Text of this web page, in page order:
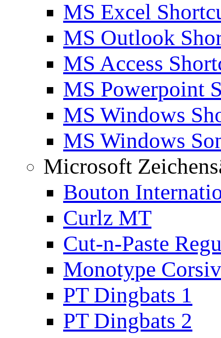
MS Excel
MS Outlook
MS Access
MS Powerpoint
MS Windows
MS Windows
Microsoft
Bouton
Curlz MT
Cut-n-Paste
Monotype
PT Dingbats 1
PT Dingbats 2